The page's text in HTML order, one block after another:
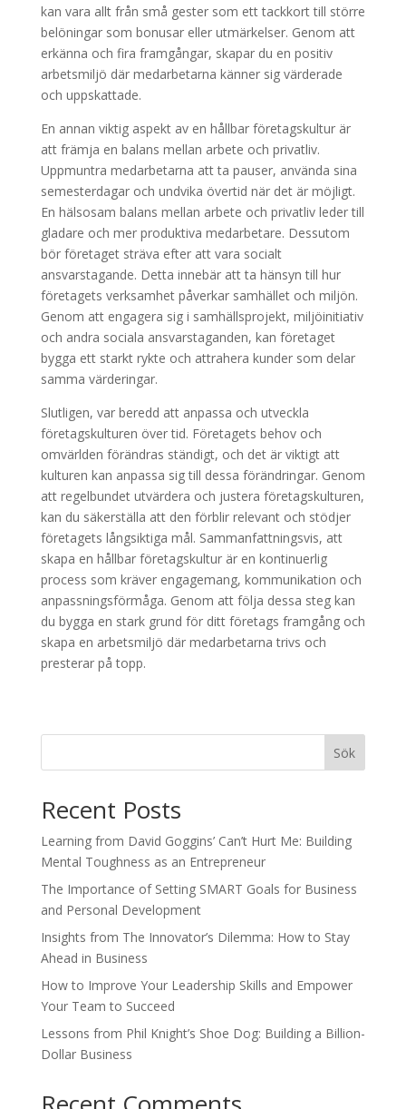
kan vara allt från små gester som ett tackkort till större
belöningar som bonusar eller utmärkelser. Genom att
erkänna och fira framgångar, skapar du en positiv
arbetsmiljö där medarbetarna känner sig värderade
och uppskattade.
En annan viktig aspekt av en hållbar företagskultur är
att främja en balans mellan arbete och privatliv.
Uppmuntra medarbetarna att ta pauser, använda sina
semesterdagar och undvika övertid när det är möjligt.
En hälsosam balans mellan arbete och privatliv leder till
gladare och mer produktiva medarbetare. Dessutom
bör företaget sträva efter att vara socialt
ansvarstagande. Detta innebär att ta hänsyn till hur
företagets verksamhet påverkar samhället och miljön.
Genom att engagera sig i samhällsprojekt, miljöinitiativ
och andra sociala ansvarstaganden, kan företaget
bygga ett starkt rykte och attrahera kunder som delar
samma värderingar.
Slutligen, var beredd att anpassa och utveckla
företagskulturen över tid. Företagets behov och
omvärlden förändras ständigt, och det är viktigt att
kulturen kan anpassa sig till dessa förändringar. Genom
att regelbundet utvärdera och justera företagskulturen,
kan du säkerställa att den förblir relevant och stödjer
företagets långsiktiga mål. Sammanfattningsvis, att
skapa en hållbar företagskultur är en kontinuerlig
process som kräver engagemang, kommunikation och
anpassningsförmåga. Genom att följa dessa steg kan
du bygga en stark grund för ditt företags framgång och
skapa en arbetsmiljö där medarbetarna trivs och
presterar på topp.
Sök
Recent Posts
Learning from David Goggins’ Can’t Hurt Me: Building
Mental Toughness as an Entrepreneur
The Importance of Setting SMART Goals for Business
and Personal Development
Insights from The Innovator’s Dilemma: How to Stay
Ahead in Business
How to Improve Your Leadership Skills and Empower
Your Team to Succeed
Lessons from Phil Knight’s Shoe Dog: Building a Billion-
Dollar Business